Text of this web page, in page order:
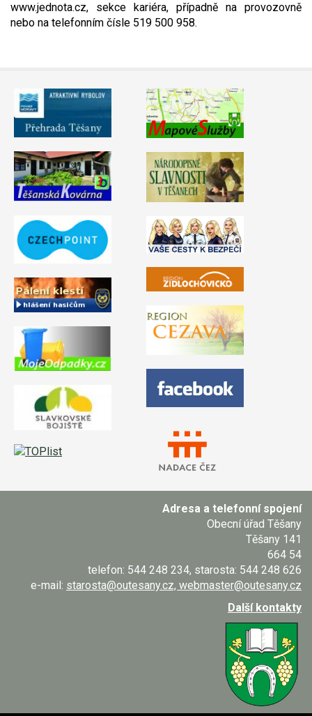
www.jednota.cz, sekce kariéra, případně na provozovně
nebo na telefonním čísle 519 500 958.
Adresa a telefonní spojení
Obecní úřad Těšany
Těšany 141
664 54
telefon: 544 248 234, starosta: 544 248 626
e-mail: starosta@outesany.cz, webmaster@outesany.cz
Další kontakty